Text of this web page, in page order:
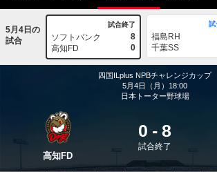
5月4日の
試合
試合終了
ソフトバンク
8
高知FD
0
試
福島RH
千葉SS
四国ILplus NPBチャレンジカップ
5月4日（月）18:00
日本トーター野球場
高知FD
0 - 8
試合終了